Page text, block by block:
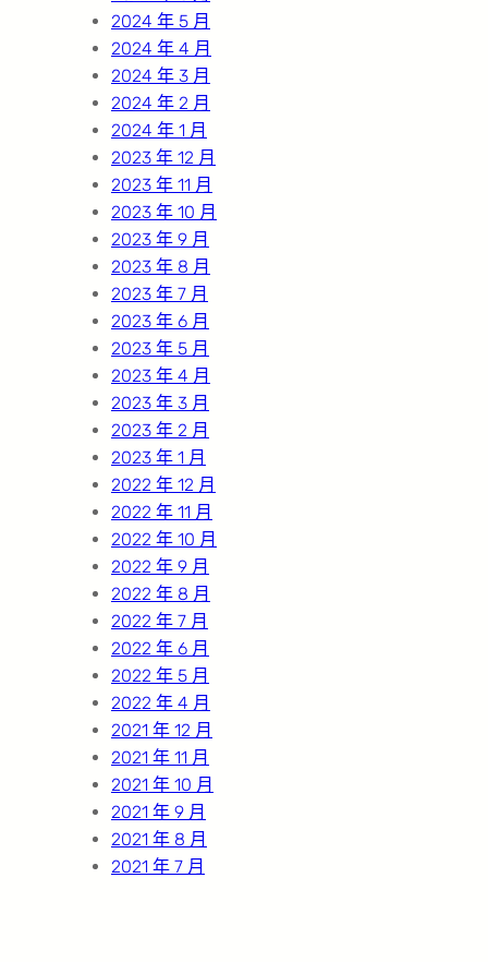
2024 年 5 月
2024 年 4 月
2024 年 3 月
2024 年 2 月
2024 年 1 月
2023 年 12 月
2023 年 11 月
2023 年 10 月
2023 年 9 月
2023 年 8 月
2023 年 7 月
2023 年 6 月
2023 年 5 月
2023 年 4 月
2023 年 3 月
2023 年 2 月
2023 年 1 月
2022 年 12 月
2022 年 11 月
2022 年 10 月
2022 年 9 月
2022 年 8 月
2022 年 7 月
2022 年 6 月
2022 年 5 月
2022 年 4 月
2021 年 12 月
2021 年 11 月
2021 年 10 月
2021 年 9 月
2021 年 8 月
2021 年 7 月